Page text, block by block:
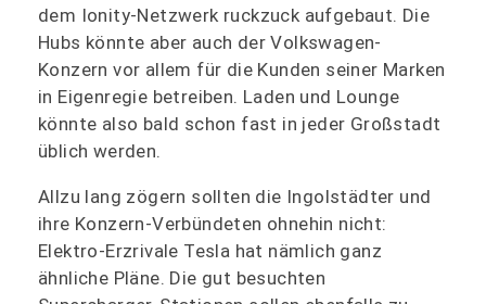
dem Ionity-Netzwerk ruckzuck aufgebaut. Die
Hubs könnte aber auch der Volkswagen-
Konzern vor allem für die Kunden seiner Marken
in Eigenregie betreiben. Laden und Lounge
könnte also bald schon fast in jeder Großstadt
üblich werden.
Allzu lang zögern sollten die Ingolstädter und
ihre Konzern-Verbündeten ohnehin nicht:
Elektro-Erzrivale Tesla hat nämlich ganz
ähnliche Pläne. Die gut besuchten